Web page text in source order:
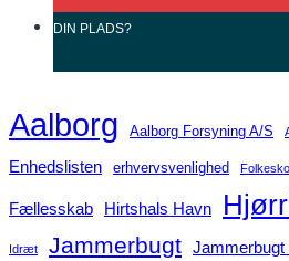
DIN PLADS?
Aalborg Aalborg Forsyning A/S
Enhedslisten erhvervsvenlighed
Fællesskab Hirtshals Havn
Idræt Jammerbugt Jammerbugt